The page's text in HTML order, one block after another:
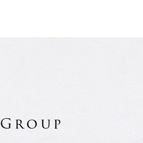
Group